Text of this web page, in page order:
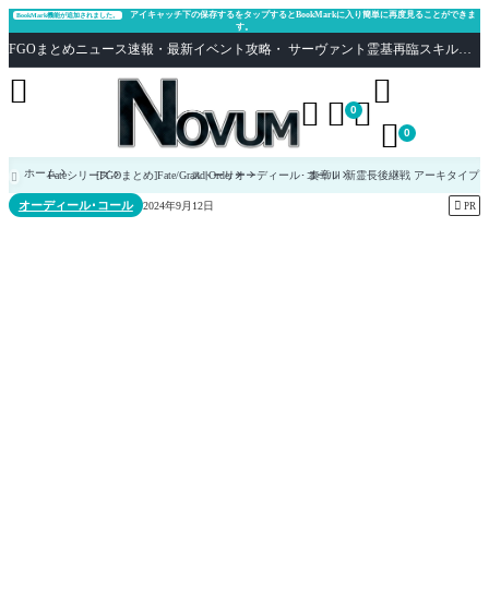
BookMark機能が追加されました。
アイキャッチ下の保存するをタップするとBookMarkに入り簡単に再度見ることができま
す。
FGOまとめニュース速報・最新イベント攻略・ サーヴァント霊基再臨スキル性能評価まとめ Fate/Grand Order
  0

 0

 ホームFateシリーズ[FGOまとめ]Fate/Grand Order
ストーリーオーディール･コール奏章Ⅲ 新霊長後継戦 アーキタイプ･
オーディール･コール 2024年9月12日  PR